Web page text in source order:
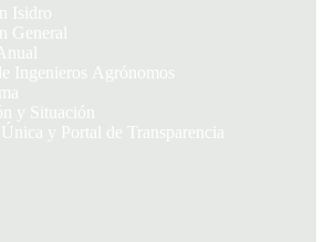
Isidro
General
Ingenieros Agrónomos
y Situación
y Portal de Transparencia